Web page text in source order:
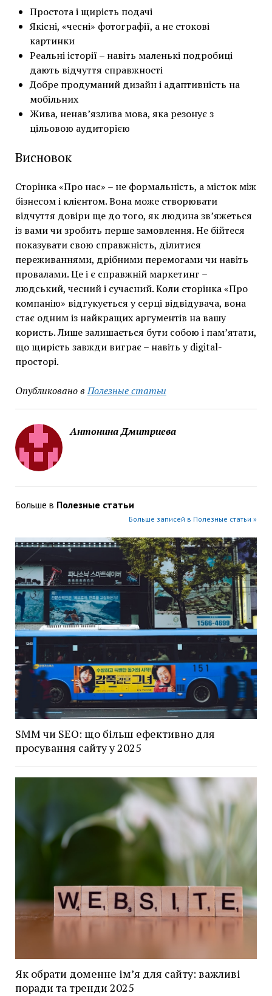
Простота і щирість подачі
Якісні, «чесні» фотографії, а не стокові
картинки
Реальні історії – навіть маленькі подробиці
дають відчуття справжності
Добре продуманий дизайн і адаптивність на
мобільних
Жива, ненав’язлива мова, яка резонує з
цільовою аудиторією
Висновок
Сторінка «Про нас» – не формальність, а місток між
бізнесом і клієнтом. Вона може створювати
відчуття довіри ще до того, як людина зв’яжеться
із вами чи зробить перше замовлення. Не бійтеся
показувати свою справжність, ділитися
переживаннями, дрібними перемогами чи навіть
провалами. Це і є справжній маркетинг –
людський, чесний і сучасний. Коли сторінка «Про
компанію» відгукується у серці відвідувача, вона
стає одним із найкращих аргументів на вашу
користь. Лише залишається бути собою і пам’ятати,
що щирість завжди виграє – навіть у digital-
просторі.
Опубликовано в Полезные статьи
Антонина Дмитриева
Больше в Полезные статьи
Больше записей в Полезные статьи »
SMM чи SEO: що більш ефективно для
просування сайту у 2025
Як обрати доменне ім’я для сайту: важливі
поради та тренди 2025